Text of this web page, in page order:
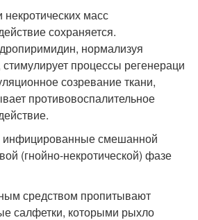
некротических масс
сохраняется.
нормализуя
процессы регенераци
созревание ткани,
противовоспалительное
инфицированные смешанной
(гнойно-некротической) фазе
средством пропитывают
салфетки, которыми рыхло